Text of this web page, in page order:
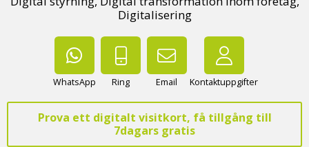
Digitalisering
WhatsApp Ring Email Kontaktuppgifter
Prova ett digitalt visitkort, få tillgång till
7dagars gratis